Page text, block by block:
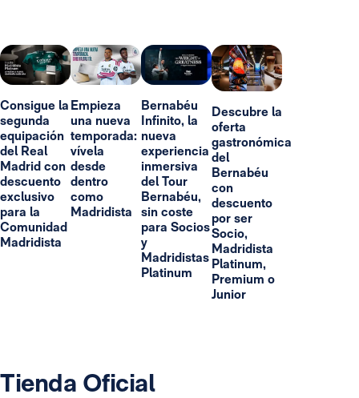
Consigue la
segunda
equipación
del Real
Madrid con
descuento
exclusivo
para la
Comunidad
Madridista
Empieza
una nueva
temporada:
vívela
desde
dentro
como
Madridista
Bernabéu
Infinito, la
nueva
experiencia
inmersiva
del Tour
Bernabéu,
sin coste
para Socios
y
Madridistas
Platinum
Descubre la
oferta
gastronómica
del
Bernabéu
con
descuento
por ser
Socio,
Madridista
Platinum,
Premium o
Junior
Tienda Oficial